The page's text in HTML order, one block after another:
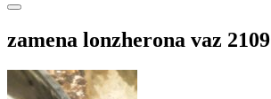
zamena lonzherona vaz 2109